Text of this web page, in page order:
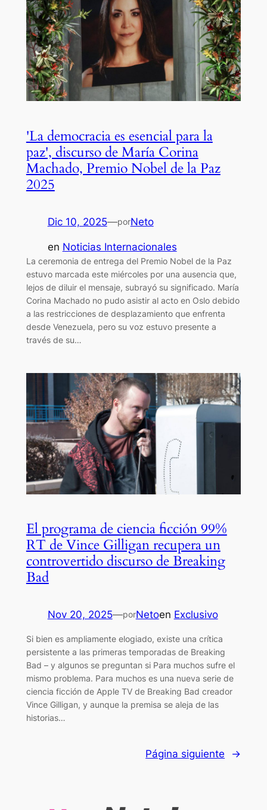
'La democracia es esencial para la
paz', discurso de María Corina
Machado, Premio Nobel de la Paz
2025
Dic 10, 2025—porNeto
en Noticias Internacionales
La ceremonia de entrega del Premio Nobel de la Paz
estuvo marcada este miércoles por una ausencia que,
lejos de diluir el mensaje, subrayó su significado. María
Corina Machado no pudo asistir al acto en Oslo debido
a las restricciones de desplazamiento que enfrenta
desde Venezuela, pero su voz estuvo presente a
través de su…
El programa de ciencia ficción 99%
RT de Vince Gilligan recupera un
controvertido discurso de Breaking
Bad
Nov 20, 2025—porNetoen Exclusivo
Si bien es ampliamente elogiado, existe una crítica
persistente a las primeras temporadas de Breaking
Bad – y algunos se preguntan si Para muchos sufre el
mismo problema. Para muchos es una nueva serie de
ciencia ficción de Apple TV de Breaking Bad creador
Vince Gilligan, y aunque la premisa se aleja de las
historias…
Página siguiente →